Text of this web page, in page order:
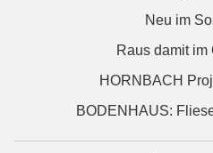
Neu im
Raus damit im
HORNBACH
BODENHAUS: